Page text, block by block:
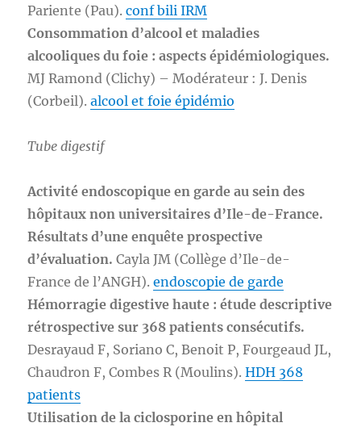
Pariente (Pau).conf bili IRM
Consommation d’alcool et maladies
alcooliques du foie : aspects épidémiologiques.
MJ Ramond (Clichy) – Modérateur : J. Denis
(Corbeil).alcool et foie épidémio
Tube digestif
Activité endoscopique en garde au sein des
hôpitaux non universitaires d’Ile-de-France.
Résultats d’une enquête prospective
d’évaluation.Cayla JM (Collège d’Ile-de-
France de l’ANGH).endoscopie de garde
Hémorragie digestive haute : étude descriptive
rétrospective sur 368 patients consécutifs.
Desrayaud F, Soriano C, Benoit P, Fourgeaud JL,
Chaudron F, Combes R (Moulins).HDH 368
patients
Utilisation de la ciclosporine en hôpital